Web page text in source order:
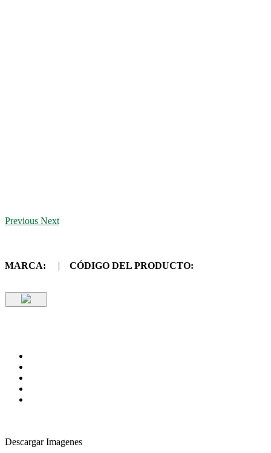
Previous Next
MARCA: | CÓDIGO DEL PRODUCTO:
Descargar Imagenes